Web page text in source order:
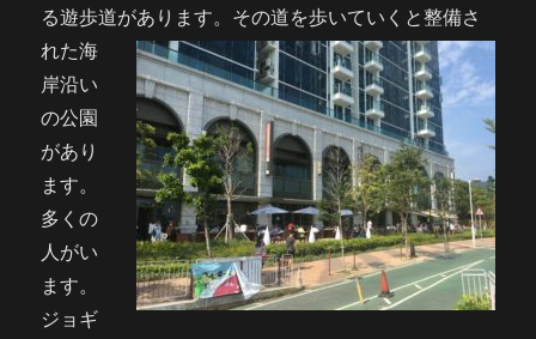
る遊歩道があります。 その道を歩いていくと整備さ
れた海
岸沿い
の公園
があり
ます。
多くの
人がい
ます。
ジョギ